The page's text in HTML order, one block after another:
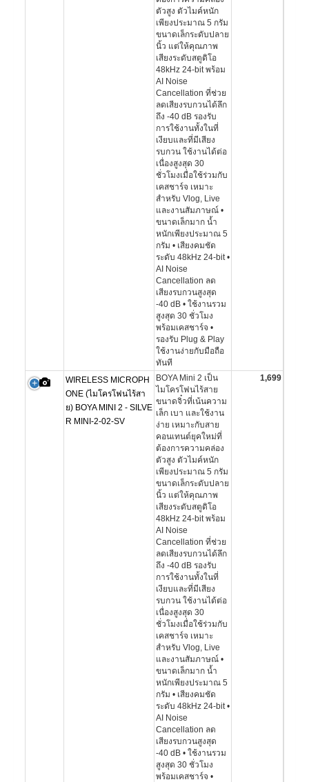
ตัวสูง ตัวไมค์หนัก
เพียงประมาณ 5 กรัม
ขนาดเล็กระดับปลาย
นิ้ว แต่ให้คุณภาพ
เสียงระดับสตูดิโอ
48kHz 24-bit พร้อม
AI Noise
Cancellation ที่ช่วย
ลดเสียงรบกวนได้ลึก
ถึง -40 dB รองรับ
การใช้งานทั้งในที่
เงียบและที่มีเสียง
รบกวน ใช้งานได้ต่อ
เนื่องสูงสุด 30
ชั่วโมงเมื่อใช้ร่วมกับ
เคสชาร์จ เหมาะ
สำหรับ Vlog, Live
และงานสัมภาษณ์ •
ขนาดเล็กมาก น้ำ
หนักเพียงประมาณ 5
กรัม • เสียงคมชัด
ระดับ 48kHz 24-bit •
AI Noise
Cancellation ลด
เสียงรบกวนสูงสุด
-40 dB • ใช้งานรวม
สูงสุด 30 ชั่วโมง
พร้อมเคสชาร์จ •
รองรับ Plug & Play
ใช้งานง่ายกับมือถือ
ทันที
WIRELESS MICROPH
ONE (ไมโครโฟนไร้สา
ย) BOYA MINI 2 - SILVE
R MINI-2-02-SV
BOYA Mini 2 เป็น
ไมโครโฟนไร้สาย
ขนาดจิ๋วที่เน้นความ
เล็ก เบา และใช้งาน
ง่าย เหมาะกับสาย
คอนเทนต์ยุคใหม่ที่
ต้องการความคล่อง
ตัวสูง ตัวไมค์หนัก
เพียงประมาณ 5 กรัม
ขนาดเล็กระดับปลาย
นิ้ว แต่ให้คุณภาพ
เสียงระดับสตูดิโอ
48kHz 24-bit พร้อม
AI Noise
Cancellation ที่ช่วย
ลดเสียงรบกวนได้ลึก
ถึง -40 dB รองรับ
การใช้งานทั้งในที่
เงียบและที่มีเสียง
รบกวน ใช้งานได้ต่อ
เนื่องสูงสุด 30
ชั่วโมงเมื่อใช้ร่วมกับ
เคสชาร์จ เหมาะ
สำหรับ Vlog, Live
และงานสัมภาษณ์ •
ขนาดเล็กมาก น้ำ
หนักเพียงประมาณ 5
กรัม • เสียงคมชัด
ระดับ 48kHz 24-bit •
AI Noise
Cancellation ลด
เสียงรบกวนสูงสุด
-40 dB • ใช้งานรวม
สูงสุด 30 ชั่วโมง
พร้อมเคสชาร์จ •
1,699